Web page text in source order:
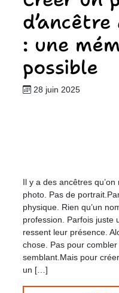
d’ancêtre
: une
possible
28 juin 2025
Il y a des ancêtres
photo. Pas de
physique. Rien qu’un
profession. Parfois
ressent leur présence.
chose. Pas pour
semblant.Mais pour
un […]